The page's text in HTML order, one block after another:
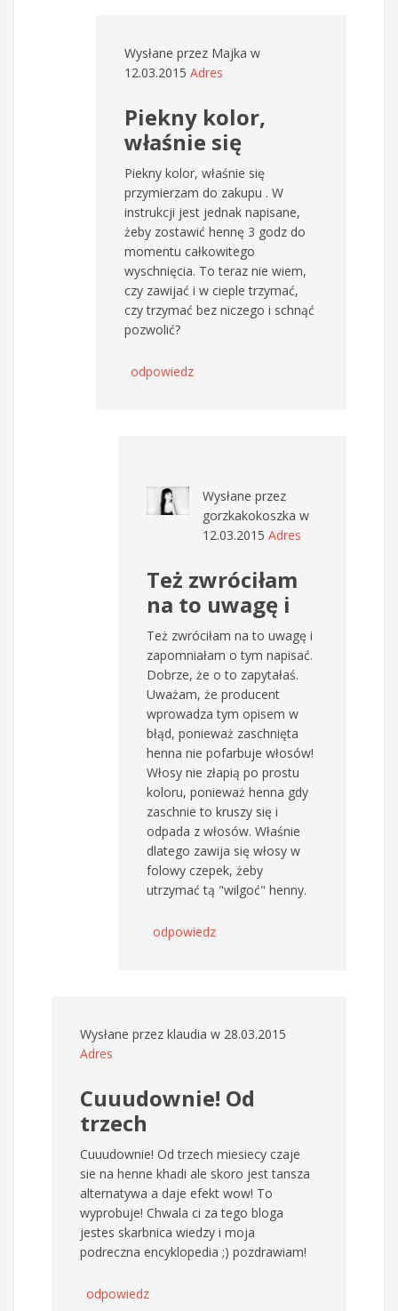
Wysłane przez Majka w
12.03.2015 Adres
Piekny kolor,
właśnie się
Piekny kolor, właśnie się
przymierzam do zakupu . W
instrukcji jest jednak napisane,
żeby zostawić hennę 3 godz do
momentu całkowitego
wyschnięcia. To teraz nie wiem,
czy zawijać i w cieple trzymać,
czy trzymać bez niczego i schnąć
pozwolić?
odpowiedz
Wysłane przez
gorzkakokoszka w
12.03.2015 Adres
Też zwróciłam
na to uwagę i
Też zwróciłam na to uwagę i
zapomniałam o tym napisać.
Dobrze, że o to zapytałaś.
Uważam, że producent
wprowadza tym opisem w
błąd, ponieważ zaschnięta
henna nie pofarbuje włosów!
Włosy nie złapią po prostu
koloru, ponieważ henna gdy
zaschnie to kruszy się i
odpada z włosów. Właśnie
dlatego zawija się włosy w
folowy czepek, żeby
utrzymać tą "wilgoć" henny.
odpowiedz
Wysłane przez klaudia w 28.03.2015
Adres
Cuuudownie! Od
trzech
Cuuudownie! Od trzech miesiecy czaje
sie na henne khadi ale skoro jest tansza
alternatywa a daje efekt wow! To
wyprobuje! Chwala ci za tego bloga
jestes skarbnica wiedzy i moja
podreczna encyklopedia ;) pozdrawiam!
odpowiedz